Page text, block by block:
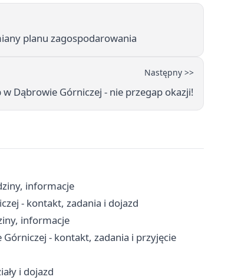
planu zagospodarowania
Następny >>
Dąbrowie Górniczej - nie przegap okazji!
informacje
- kontakt, zadania i dojazd
informacje
- kontakt, zadania i przyjęcie
i dojazd